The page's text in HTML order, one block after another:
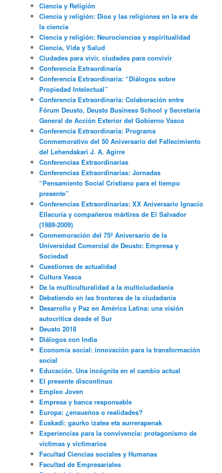
Ciencia y Religión
Ciencia y religión: Dios y las religiones en la era de
la ciencia
Ciencia y religión: Neurociencias y espiritualidad
Ciencia, Vida y Salud
Ciudades para vivir, ciudades para convivir
Conferencia Extraordinaria
Conferencia Extraordinaria: “Diálogos sobre
Propiedad Intelectual”
Conferencia Extraordinaria: Colaboración entre
Fórum Deusto, Deusto Business School y Secretaría
General de Acción Exterior del Gobierno Vasco
Conferencia Extraordinaria: Programa
Conmemorativo del 50 Aniversario del Fallecimiento
del Lehendakari J. A. Agirre
Conferencias Extraordinarias
Conferencias Extraordinarias: Jornadas
“Pensamiento Social Cristiano para el tiempo
presente”
Conferencias Extraordinarias: XX Aniversario Ignacio
Ellacuria y compañeros mártires de El Salvador
(1989-2009)
Conmemoración del 75º Aniversario de la
Universidad Comercial de Deusto: Empresa y
Sociedad
Cuestiones de actualidad
Cultura Vasca
De la multiculturalidad a la multiciudadania
Debatiendo en las fronteras de la ciudadanía
Desarrollo y Paz en América Latina: una visión
autocrítica desde el Sur
Deusto 2018
Diálogos con India
Economía social: innovación para la transformación
social
Educación. Una incógnita en el cambio actual
El presente discontinuo
Empleo Joven
Empresa y banca responsable
Europa: ¿ensueños o realidades?
Euskadi: gaurko izatea eta aurrerapenak
Experiencias para la convivencia: protagonismo de
víctimas y victimarios
Facultad Ciencias sociales y Humanas
Facultad de Empresariales